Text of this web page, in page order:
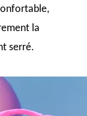
la
serré.